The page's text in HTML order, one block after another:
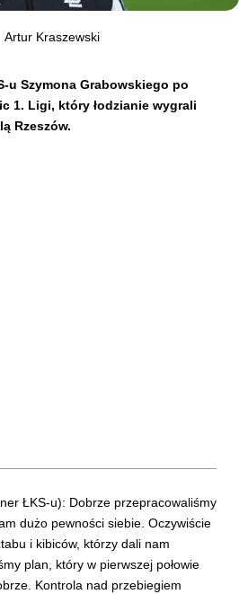
Artur Kraszewski
u Szymona Grabowskiego po
1. Ligi, który łodzianie wygrali
Rzeszów.
ŁKS-u): Dobrze przepracowaliśmy
dużo pewności siebie. Oczywiście
i kibiców, którzy dali nam
plan, który w pierwszej połowie
Kontrola nad przebiegiem